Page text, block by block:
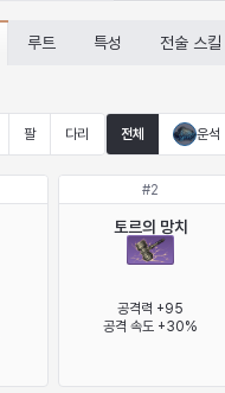
루트 특성 전술 스킬
팔 다리 전체 운석
#2
토르의 망치
공격력 +95
공격 속도 +30%